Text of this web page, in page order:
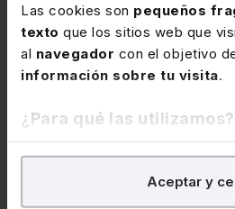
Las cookies son pequeños
texto que los sitios web que
al navegador con el objetivo
información sobre tu visita.
¿Para qué las utilizamos?
En Lefebvre utilizamos las
para tratar de
Aceptar y
análisis completo de la
ejemplos prácticos respaldados
citas de legislación,
el servicio “Extras Mementos”,
marginal ha sido modificado, y